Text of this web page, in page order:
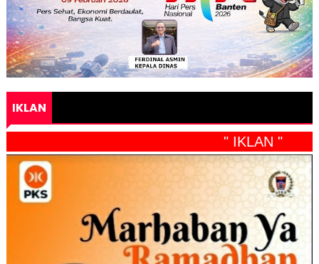
IKLAN
" IKLAN "